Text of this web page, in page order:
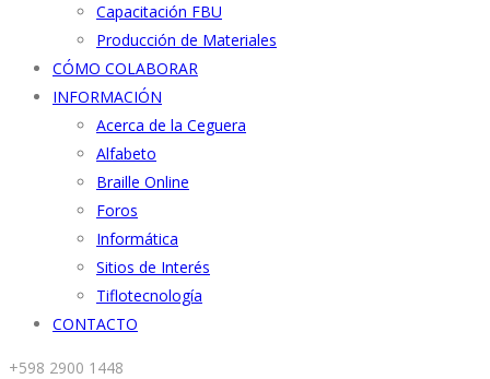
Capacitación FBU
Producción de Materiales
CÓMO COLABORAR
INFORMACIÓN
Acerca de la Ceguera
Alfabeto
Braille Online
Foros
Informática
Sitios de Interés
Tiflotecnología
CONTACTO
+598 2900 1448